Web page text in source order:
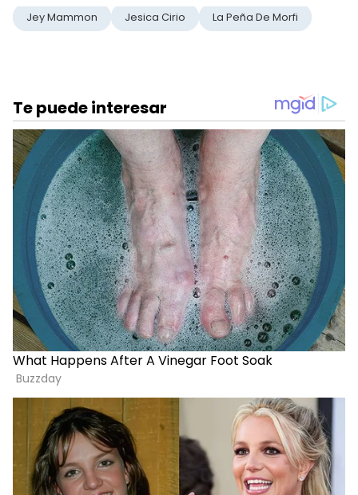
Jey Mammon Jesica Cirio La Peña De Morfi